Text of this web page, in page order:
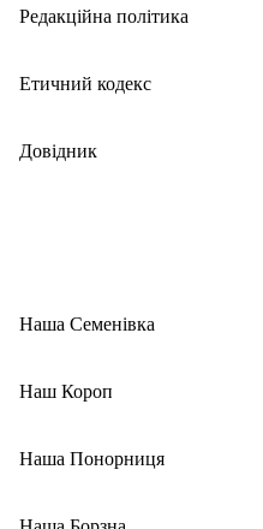
Редакційна політика
Етичний кодекс
Довідник
Наша Семенівка
Наш Короп
Наша Понорниця